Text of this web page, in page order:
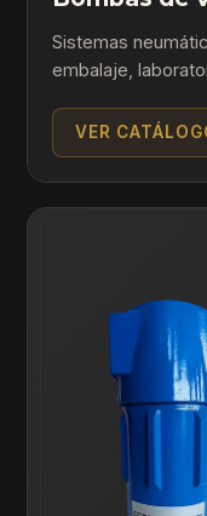
Sistemas
embalaje,
VER